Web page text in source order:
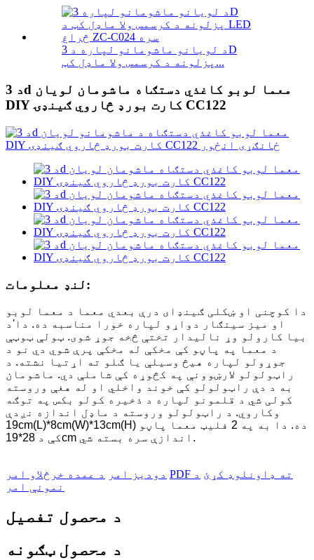
د لویانو ماشومانو لپاره د 3D
پزلونه د کرسمس ولا ماډل کټ...
د 3d معما لوبو کاغذي دستګاه ماشومان لویان
DIY کارت بورډ څاروي ګینډۍ CC122
لنډ معلومات:
دا کوچنی او ښکلی ګینډای درې بعدي معما د معما لوبو
او میز سينګار دواړو لپاره خورا مناسبه ده. دا 'د
بیا کارولو وړ نالیدار تختې څخه جوړ شوی. ټولې ټوټې
د معما په پاڼو کې مخکې له مخکې پرې شوي دي نو د
جوړولو لپاره هیڅ وسیلې یا ګلو ته اړتیا نشته. د
راټولولو لارښوونې په کڅوړه کې شاملې دي. ماشومان
به د دې راټولولو کې خوند واخلي او له هغې وروسته
کولی شي د قلمونو لپاره د ذخیره کولو بکس په توګه
وکاروي. د راټولولو وروسته د ماډل اندازه نږدې
19cm(L)*8cm(W)*13cm(H) ده. دا به په 2 فلیټ معما پاڼو
کې د 28*19cm اندازې سره بسته شي.
دودیز امر د عمده خرڅلاو امر PDF ته ډاونلوډ کړئ د
نمونې امر
د محصول تفصیل
د محصول ټګونه